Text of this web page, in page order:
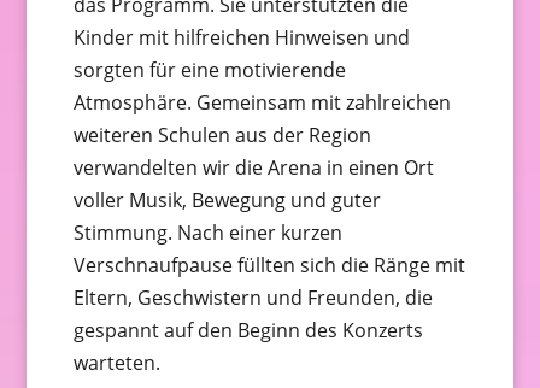
das Programm. Sie unterstützten die
Kinder mit hilfreichen Hinweisen und
sorgten für eine motivierende
Atmosphäre. Gemeinsam mit zahlreichen
weiteren Schulen aus der Region
verwandelten wir die Arena in einen Ort
voller Musik, Bewegung und guter
Stimmung. Nach einer kurzen
Verschnaufpause füllten sich die Ränge mit
Eltern, Geschwistern und Freunden, die
gespannt auf den Beginn des Konzerts
warteten.